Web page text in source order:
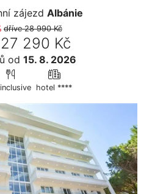
zájezd Albánie
dříve28 990 Kč
27 290 Kč
od 15. 8. 2026
hotel ****